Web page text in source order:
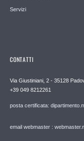
Servizi
CONTATTI
Via Giustiniani, 2 - 35128
+39 049 8212261
posta certificata:
email webmaster :